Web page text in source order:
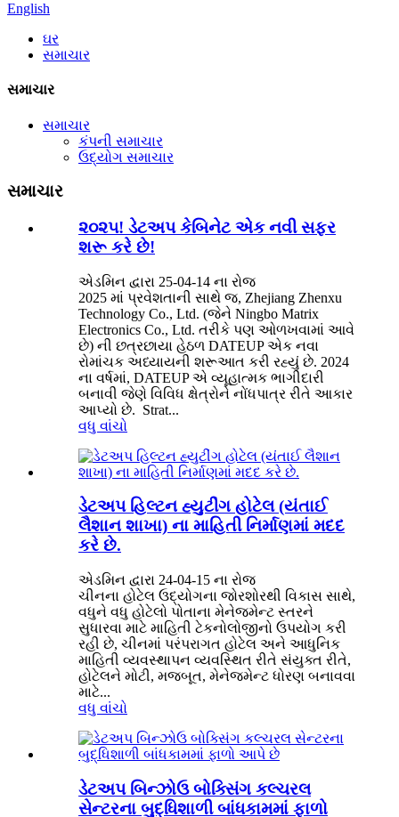
English
ઘર
સમાચાર
સમાચાર
સમાચાર
કંપની સમાચાર
ઉદ્યોગ સમાચાર
સમાચાર
૨૦૨૫! ડેટઅપ કેબિનેટ એક નવી સફર
શરૂ કરે છે!
એડમિન દ્વારા 25-04-14 ના રોજ
2025 માં પ્રવેશતાની સાથે જ, Zhejiang Zhenxu
Technology Co., Ltd. (જેને Ningbo Matrix
Electronics Co., Ltd. તરીકે પણ ઓળખવામાં આવે
છે) ની છત્રછાયા હેઠળ DATEUP એક નવા
રોમાંચક અધ્યાયની શરૂઆત કરી રહ્યું છે. 2024
ના વર્ષમાં, DATEUP એ વ્યૂહાત્મક ભાગીદારી
બનાવી જેણે વિવિધ ક્ષેત્રોને નોંધપાત્ર રીતે આકાર
આપ્યો છે. ​ Strat...
વધુ વાંચો
ડેટઅપ હિલ્ટન હ્યુટીંગ હોટેલ (યંતાઈ
લૈશાન શાખા) ના માહિતી નિર્માણમાં મદદ
કરે છે.
એડમિન દ્વારા 24-04-15 ના રોજ
ચીનના હોટેલ ઉદ્યોગના જોરશોરથી વિકાસ સાથે,
વધુને વધુ હોટેલો પોતાના મેનેજમેન્ટ સ્તરને
સુધારવા માટે માહિતી ટેકનોલોજીનો ઉપયોગ કરી
રહી છે, ચીનમાં પરંપરાગત હોટેલ અને આધુનિક
માહિતી વ્યવસ્થાપન વ્યવસ્થિત રીતે સંયુક્ત રીતે,
હોટેલને મોટી, મજબૂત, મેનેજમેન્ટ ધોરણ બનાવવા
માટે...
વધુ વાંચો
ડેટઅપ બિન્ઝોઉ બોક્સિંગ કલ્ચરલ
સેન્ટરના બુદ્ધિશાળી બાંધકામમાં ફાળો